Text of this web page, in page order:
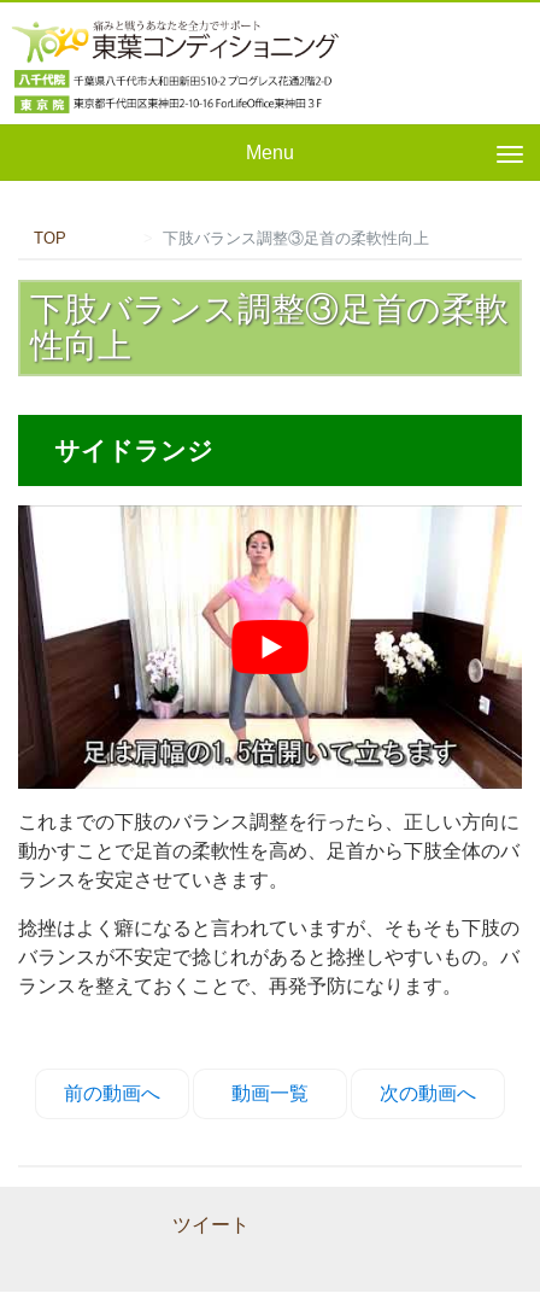
Menu
TOP 下肢バランス調整③足首の柔軟性向上
下肢バランス調整③足首の柔軟
性向上
サイドランジ
これまでの下肢のバランス調整を行ったら、正しい方向に
動かすことで足首の柔軟性を高め、足首から下肢全体のバ
ランスを安定させていきます。
捻挫はよく癖になると言われていますが、そもそも下肢の
バランスが不安定で捻じれがあると捻挫しやすいもの。バ
ランスを整えておくことで、再発予防になります。
前の動画へ 動画一覧 次の動画へ
ツイート